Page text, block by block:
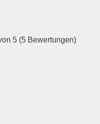
5 (5 Bewertungen)